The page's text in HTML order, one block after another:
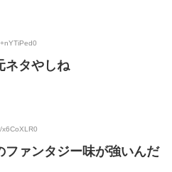
ネタやしね
x6CoXLR0
ファンタジー味が強いんだ